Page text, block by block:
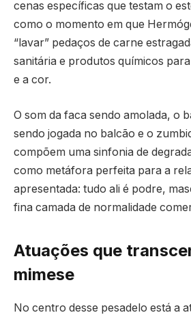
cenas específicas que testam o
como o momento em que
“lavar” pedaços de carne
sanitária e produtos químicos
e a cor.
O som da faca sendo amolada, o
sendo jogada no balcão e o
compõem uma sinfonia de
como metáfora perfeita para a
apresentada: tudo ali é podre,
fina camada de normalidade
Atuações que
mimese
No centro desse pesadelo está a